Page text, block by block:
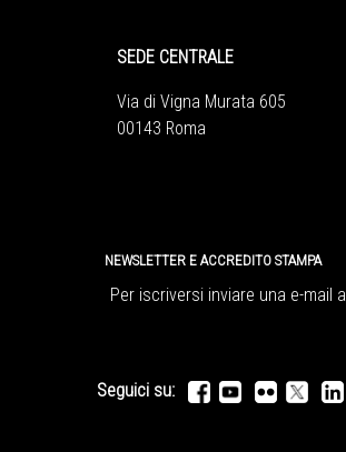
SEDE CENTRALE
Via di Vigna Murata 605
00143 Roma
NEWSLETTER E ACCREDITO STAMPA
Per iscriversi inviare una e-mail a
Seguici su: